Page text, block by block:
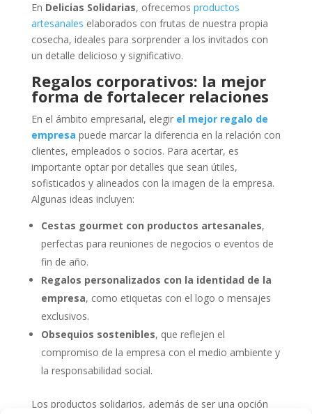
En Delicias Solidarias, ofrecemos productos
artesanales elaborados con frutas de nuestra propia
cosecha, ideales para sorprender a los invitados con
un detalle delicioso y significativo.
Regalos corporativos: la mejor
forma de fortalecer relaciones
En el ámbito empresarial, elegir el mejor regalo de
empresa puede marcar la diferencia en la relación con
clientes, empleados o socios. Para acertar, es
importante optar por detalles que sean útiles,
sofisticados y alineados con la imagen de la empresa.
Algunas ideas incluyen:
Cestas gourmet con productos artesanales,
perfectas para reuniones de negocios o eventos de
fin de año.
Regalos personalizados con la identidad de la
empresa, como etiquetas con el logo o mensajes
exclusivos.
Obsequios sostenibles, que reflejen el
compromiso de la empresa con el medio ambiente y
la responsabilidad social.
Los productos solidarios, además de ser una opción